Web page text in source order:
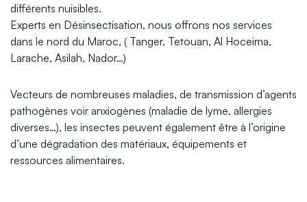
différents nuisibles.
Experts en Désinsectisation, nous offrons nos services
dans le nord du Maroc, ( Tanger, Tetouan, Al Hoceima,
Larache, Asilah, Nador…)
Vecteurs de nombreuses maladies, de transmission d’agents
pathogènes voir anxiogènes (maladie de lyme, allergies
diverses…), les insectes peuvent également être à l’origine
d’une dégradation des matériaux, équipements et
ressources alimentaires.